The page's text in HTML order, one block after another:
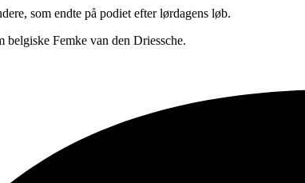
som endte på podiet efter lørdagens løb.
Femke van den Driessche.